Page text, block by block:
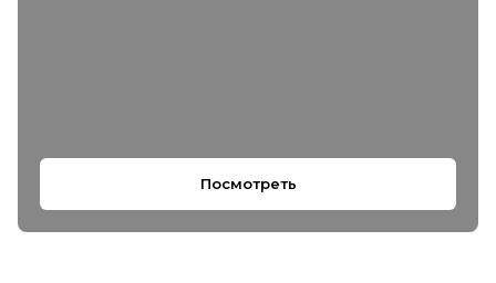
Посмотреть